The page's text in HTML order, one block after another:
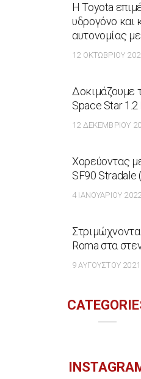
Η Toyota
υδρογόνο και
αυτονομίας
12 ΟΚΤΩΒΡΊΟΥ
Δοκιμάζουμε
Space Star
12 ΔΕΚΕΜΒΡΊΟΥ
Χορεύοντας
SF90 Stradale
4 ΙΑΝΟΥΑΡΊΟΥ 2022
Roma στα
9 ΑΥΓΟΎΣΤΟΥ 2021